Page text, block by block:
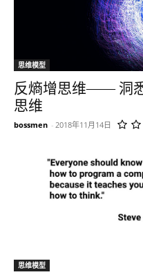
思维模型
反熵增思维—— 洞
思维
bossmen - 2018年11月14日
思维模型